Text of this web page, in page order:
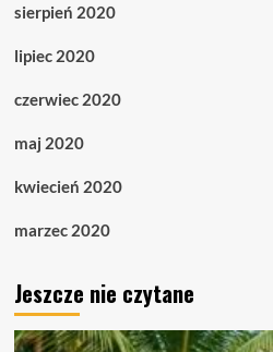
sierpień 2020
lipiec 2020
czerwiec 2020
maj 2020
kwiecień 2020
marzec 2020
Jeszcze nie czytane